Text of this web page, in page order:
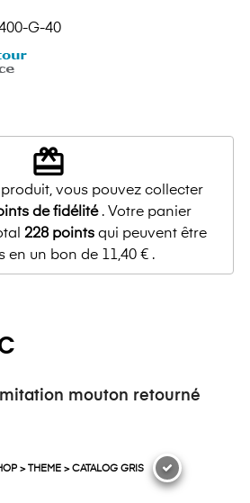
G-40
redeem
vous pouvez collecter
de fidélité. Votre panier
228pointsqui peuvent être
en un bon de 11,40 € .
mouton retourné
> THEME > CATALOG GRIS